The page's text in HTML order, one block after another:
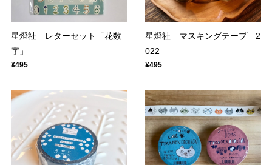
星燈社 レターセット「花数
字」
¥495
星燈社 マスキングテープ 2
022
¥495